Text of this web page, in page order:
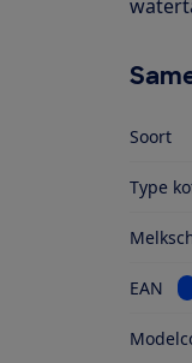
Soort
Type
EAN